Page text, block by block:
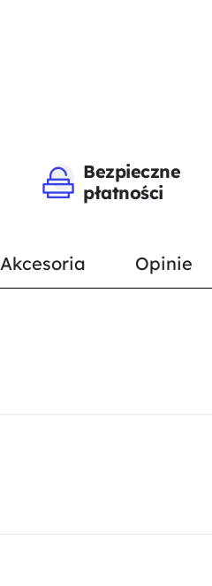
Bezpieczne
płatności
Akcesoria Opinie